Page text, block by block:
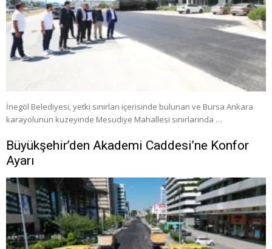
İnegöl Belediyesi, yetki sınırları içerisinde bulunan ve Bursa Ankara
karayolunun kuzeyinde Mesudiye Mahallesi sınırlarında …
Büyükşehir’den Akademi Caddesi’ne Konfor
Ayarı